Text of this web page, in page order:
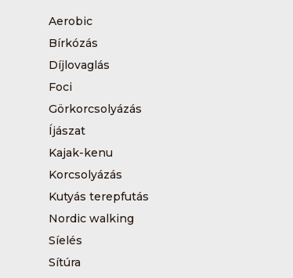
Aerobic
Bírkózás
Díjlovaglás
Foci
Görkorcsolyázás
Íjászat
Kajak-kenu
Korcsolyázás
Kutyás terepfutás
Nordic walking
Síelés
Sítúra